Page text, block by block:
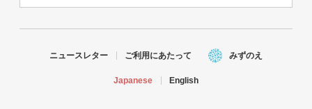
ニュースレター ご利用にあたって みずのえ
Japanese English